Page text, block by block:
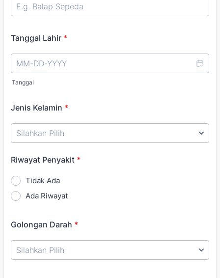
Tanggal Lahir *
Tanggal
Jenis Kelamin *
Riwayat Penyakit *
Tidak Ada
Ada Riwayat
Golongan Darah *